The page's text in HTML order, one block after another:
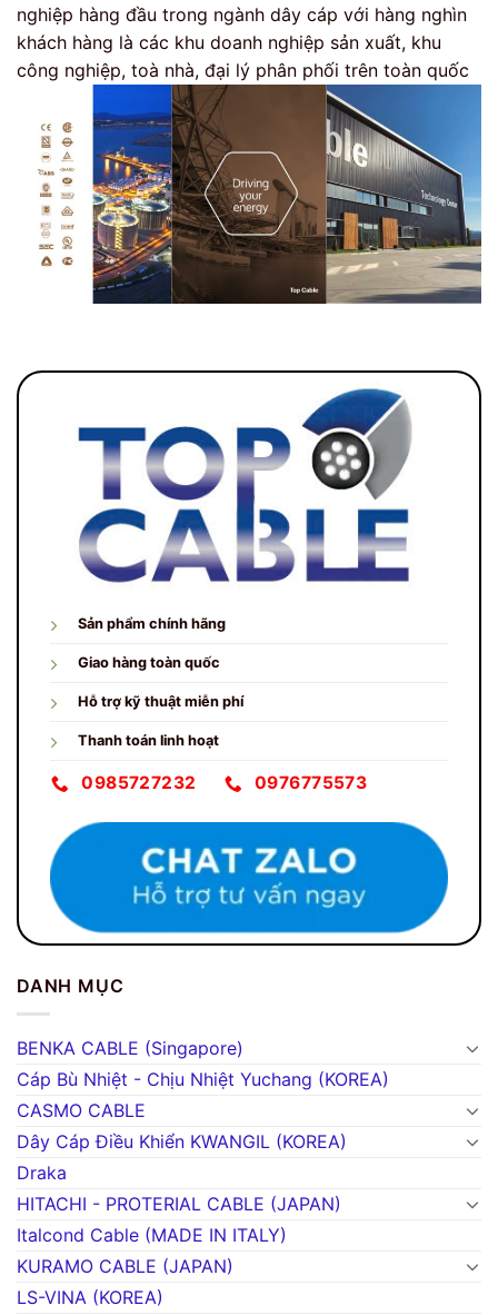
Sản phẩm chính hãng
Giao hàng toàn quốc
Hỗ trợ kỹ thuật miễn phí
Thanh toán linh hoạt
0985727232 0976775573
DANH MỤC
BENKA CABLE (Singapore)
Cáp Bù Nhiệt - Chịu Nhiệt Yuchang (KOREA)
CASMO CABLE
Dây Cáp Điều Khiển KWANGIL (KOREA)
Draka
HITACHI - PROTERIAL CABLE (JAPAN)
Italcond Cable (MADE IN ITALY)
KURAMO CABLE (JAPAN)
LS-VINA (KOREA)
nghiệp hàng đầu trong ngành dây cáp với hàng nghìn
khách hàng là các khu doanh nghiệp sản xuất, khu
công nghiệp, toà nhà, đại lý phân phối trên toàn quốc